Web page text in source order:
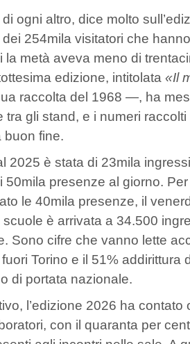
di ogni altro, dice molto
dei 254mila visitatori che
la metà aveva meno di
edizione, intitolata «Il
raccolta del 1968 —, ha
tra gli stand, e i numeri
buon fine.
2025 è stata di 23mila
50mila presenze al giorno.
le 40mila presenze, il
è arrivata a 34.500
Sono cifre che vanno lette
Torino e il 51%
di portata nazionale.
l’edizione 2026 ha
con il quaranta per